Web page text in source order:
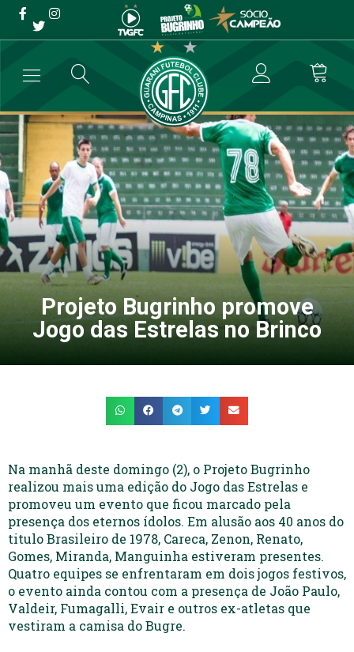
Projeto Bugrinho promove
Jogo das Estrelas no Brinco
→ Destaque → Projeto Bugrinho promove Jogo das Estrelas no
Projeto Bugrinho promove
Jogo das Estrelas no Brinco
Na manhã deste domingo (2), o Projeto Bugrinho
realizou mais uma edição do Jogo das Estrelas e
promoveu um evento que ficou marcado pela
presença dos eternos ídolos. Em alusão aos 40 anos do
titulo Brasileiro de 1978, Careca, Zenon, Renato,
Gomes, Miranda, Manguinha estiveram presentes.
Quatro equipes se enfrentaram em dois jogos festivos,
o evento ainda contou com a presença de João Paulo,
Valdeir, Fumagalli, Evair e outros ex-atletas que
vestiram a camisa do Bugre.